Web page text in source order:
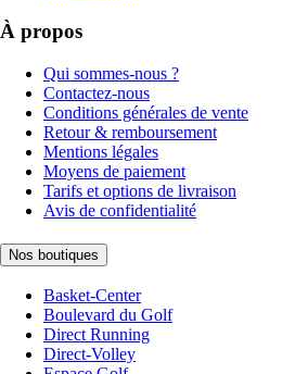
À propos
Qui sommes-nous ?
Contactez-nous
Conditions générales de vente
Retour & remboursement
Mentions légales
Moyens de paiement
Tarifs et options de livraison
Avis de confidentialité
Nos boutiques
Basket-Center
Boulevard du Golf
Direct Running
Direct-Volley